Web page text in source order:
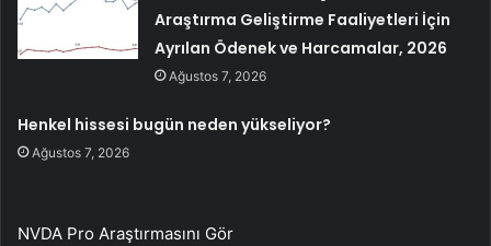
Araştırma Geliştirme Faaliyetleri İçin
Ayrılan Ödenek ve Harcamalar, 2026
Ağustos 7, 2026
Henkel hissesi bugün neden yükseliyor?
Ağustos 7, 2026
NVDA Pro Araştırmasını Gör